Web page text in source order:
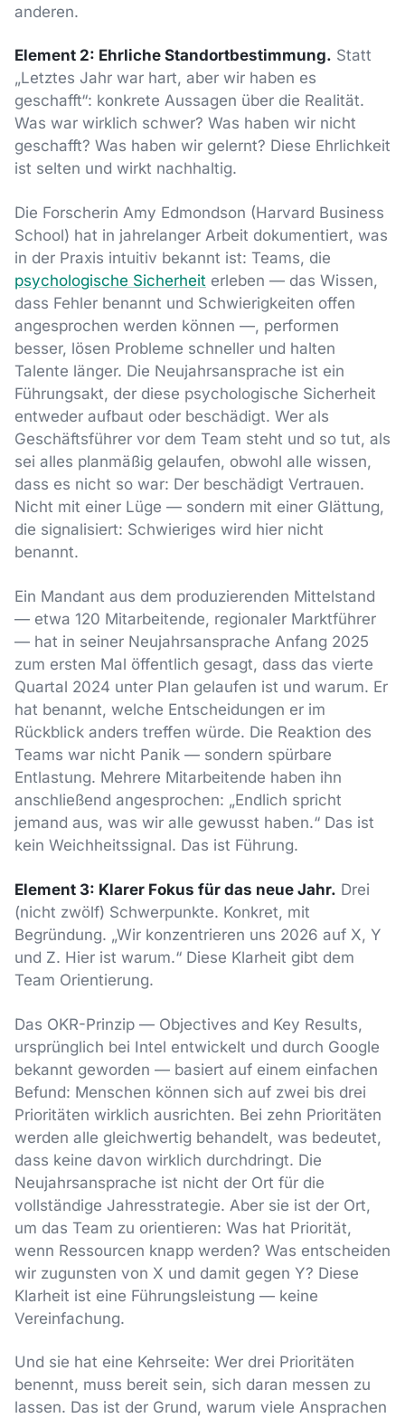
anderen.
Element 2: Ehrliche Standortbestimmung. Statt
„Letztes Jahr war hart, aber wir haben es
geschafft“: konkrete Aussagen über die Realität.
Was war wirklich schwer? Was haben wir nicht
geschafft? Was haben wir gelernt? Diese Ehrlichkeit
ist selten und wirkt nachhaltig.
Die Forscherin Amy Edmondson (Harvard Business
School) hat in jahrelanger Arbeit dokumentiert, was
in der Praxis intuitiv bekannt ist: Teams, die
psychologische Sicherheit erleben — das Wissen,
dass Fehler benannt und Schwierigkeiten offen
angesprochen werden können —, performen
besser, lösen Probleme schneller und halten
Talente länger. Die Neujahrsansprache ist ein
Führungsakt, der diese psychologische Sicherheit
entweder aufbaut oder beschädigt. Wer als
Geschäftsführer vor dem Team steht und so tut, als
sei alles planmäßig gelaufen, obwohl alle wissen,
dass es nicht so war: Der beschädigt Vertrauen.
Nicht mit einer Lüge — sondern mit einer Glättung,
die signalisiert: Schwieriges wird hier nicht
benannt.
Ein Mandant aus dem produzierenden Mittelstand
— etwa 120 Mitarbeitende, regionaler Marktführer
— hat in seiner Neujahrsansprache Anfang 2025
zum ersten Mal öffentlich gesagt, dass das vierte
Quartal 2024 unter Plan gelaufen ist und warum. Er
hat benannt, welche Entscheidungen er im
Rückblick anders treffen würde. Die Reaktion des
Teams war nicht Panik — sondern spürbare
Entlastung. Mehrere Mitarbeitende haben ihn
anschließend angesprochen: „Endlich spricht
jemand aus, was wir alle gewusst haben.“ Das ist
kein Weichheitssignal. Das ist Führung.
Element 3: Klarer Fokus für das neue Jahr. Drei
(nicht zwölf) Schwerpunkte. Konkret, mit
Begründung. „Wir konzentrieren uns 2026 auf X, Y
und Z. Hier ist warum.“ Diese Klarheit gibt dem
Team Orientierung.
Das OKR-Prinzip — Objectives and Key Results,
ursprünglich bei Intel entwickelt und durch Google
bekannt geworden — basiert auf einem einfachen
Befund: Menschen können sich auf zwei bis drei
Prioritäten wirklich ausrichten. Bei zehn Prioritäten
werden alle gleichwertig behandelt, was bedeutet,
dass keine davon wirklich durchdringt. Die
Neujahrsansprache ist nicht der Ort für die
vollständige Jahresstrategie. Aber sie ist der Ort,
um das Team zu orientieren: Was hat Priorität,
wenn Ressourcen knapp werden? Was entscheiden
wir zugunsten von X und damit gegen Y? Diese
Klarheit ist eine Führungsleistung — keine
Vereinfachung.
Und sie hat eine Kehrseite: Wer drei Prioritäten
benennt, muss bereit sein, sich daran messen zu
lassen. Das ist der Grund, warum viele Ansprachen